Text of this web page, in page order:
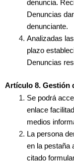
denuncia.
Denuncias
denunciante.
Analizadas
plazo
Denuncias
Artículo 8. Gestión
Se podrá
enlace
medios
La persona
en la pestaña
citado